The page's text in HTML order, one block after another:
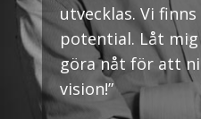
utvecklas. Vi
potential. Låt
göra nåt för att
vision!”